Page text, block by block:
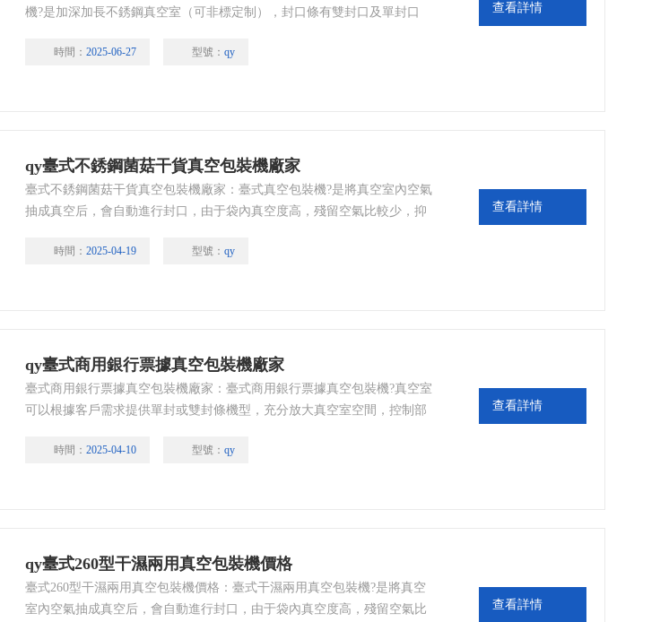
機?是加深加長不銹鋼真空室（可非標定制），封口條有雙封口及單封口
用于包裝單件較大規格產品。
時間： 2025-06-27 型號： qy
查看詳情
qy臺式不銹鋼菌菇干貨真空包裝機廠家
臺式不銹鋼菌菇干貨真空包裝機廠家：臺式真空包裝機?是將真空室內空氣
抽成真空后，會自動進行封口，由于袋內真空度高，殘留空氣比較少，抑
或保鮮期限。
時間： 2025-04-19 型號： qy
查看詳情
qy臺式商用銀行票據真空包裝機廠家
臺式商用銀行票據真空包裝機廠家：臺式商用銀行票據真空包裝機?真空室
可以根據客戶需求提供單封或雙封條機型，充分放大真空室空間，控制部
時間： 2025-04-10 型號： qy
查看詳情
qy臺式260型干濕兩用真空包裝機價格
臺式260型干濕兩用真空包裝機價格：臺式干濕兩用真空包裝機?是將真空
室內空氣抽成真空后，會自動進行封口，由于袋內真空度高，殘留空氣比
查看詳情